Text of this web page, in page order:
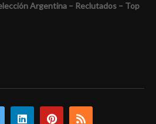
Argentina – Reclutados – Top